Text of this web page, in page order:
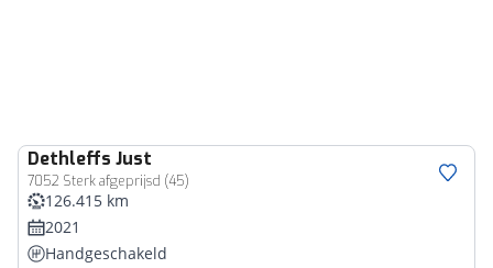
Dethleffs Just
7052 Sterk afgeprijsd (45)
126.415 km
2021
Handgeschakeld